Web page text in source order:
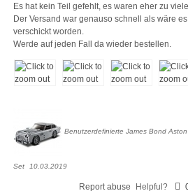
Es hat kein Teil gefehlt, es waren eher zu
Der Versand war genauso schnell als wäre
verschickt worden.
Werde auf jeden Fall da wieder bestellen.
Benutzerdefinierte James Bond
Set 10.03.2019
Report abuse Helpful?